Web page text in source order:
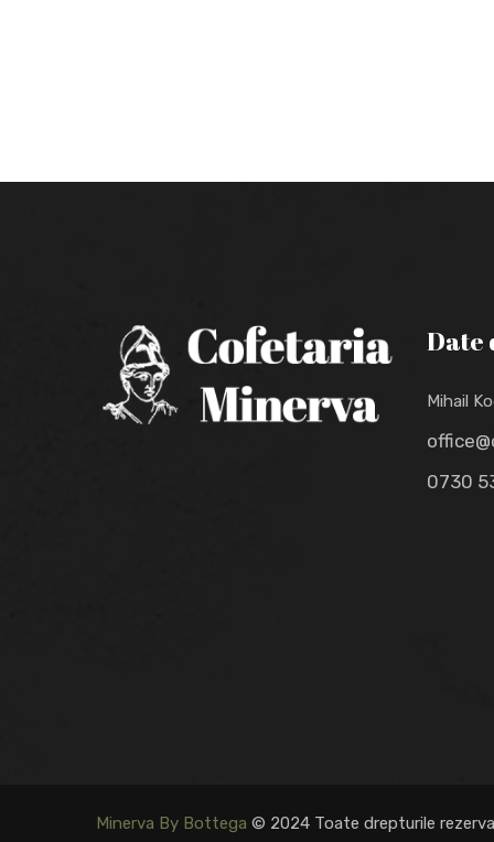
Date
Mihail
0730
Minerva By Bottega © 2024 Toate drepturile